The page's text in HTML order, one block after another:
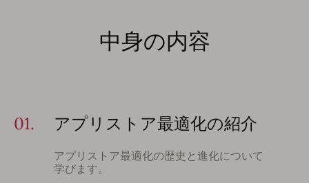
中身の内容
01. アプリストア最適化の紹介
アプリストア最適化の歴史と進化について
学びます。